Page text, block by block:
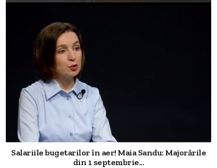
Salariile bugetarilor în aer! Maia Sandu: Majorările
din 1 septembrie...